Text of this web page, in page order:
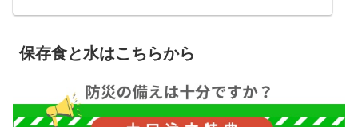
保存食と水はこちらから